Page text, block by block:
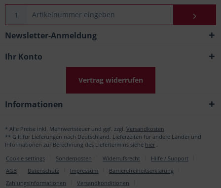
Newsletter-Anmeldung
Ihr Konto
Vertrag widerrufen
Informationen
* Alle Preise inkl. Mehrwertsteuer und ggf. zzgl. Versandkosten
** Gilt für Lieferungen nach Deutschland. Lieferzeiten für andere Länder und
Informationen zur Berechnung des Liefertermins siehe hier
Cookie settings
Sonderposten Widerrufsrecht
Hilfe / Support
AGB
Datenschutz Impressum
Barrierefreiheitserklärung
Zahlungsinformationen
Versandkonditionen